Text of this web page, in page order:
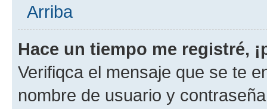
Arriba
Hace un tiempo me registré,
Verifiqca el mensaje que se te
nombre de usuario y